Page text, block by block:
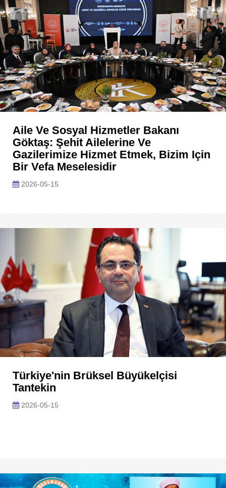
Aile Ve Sosyal Hizmetler Bakanı
Göktaş: Şehit Ailelerine Ve
Gazilerimize Hizmet Etmek, Bizim Için
Bir Vefa Meselesidir
2026-05-15
Türkiye'nin Brüksel Büyükelçisi
Tantekin
2026-05-15